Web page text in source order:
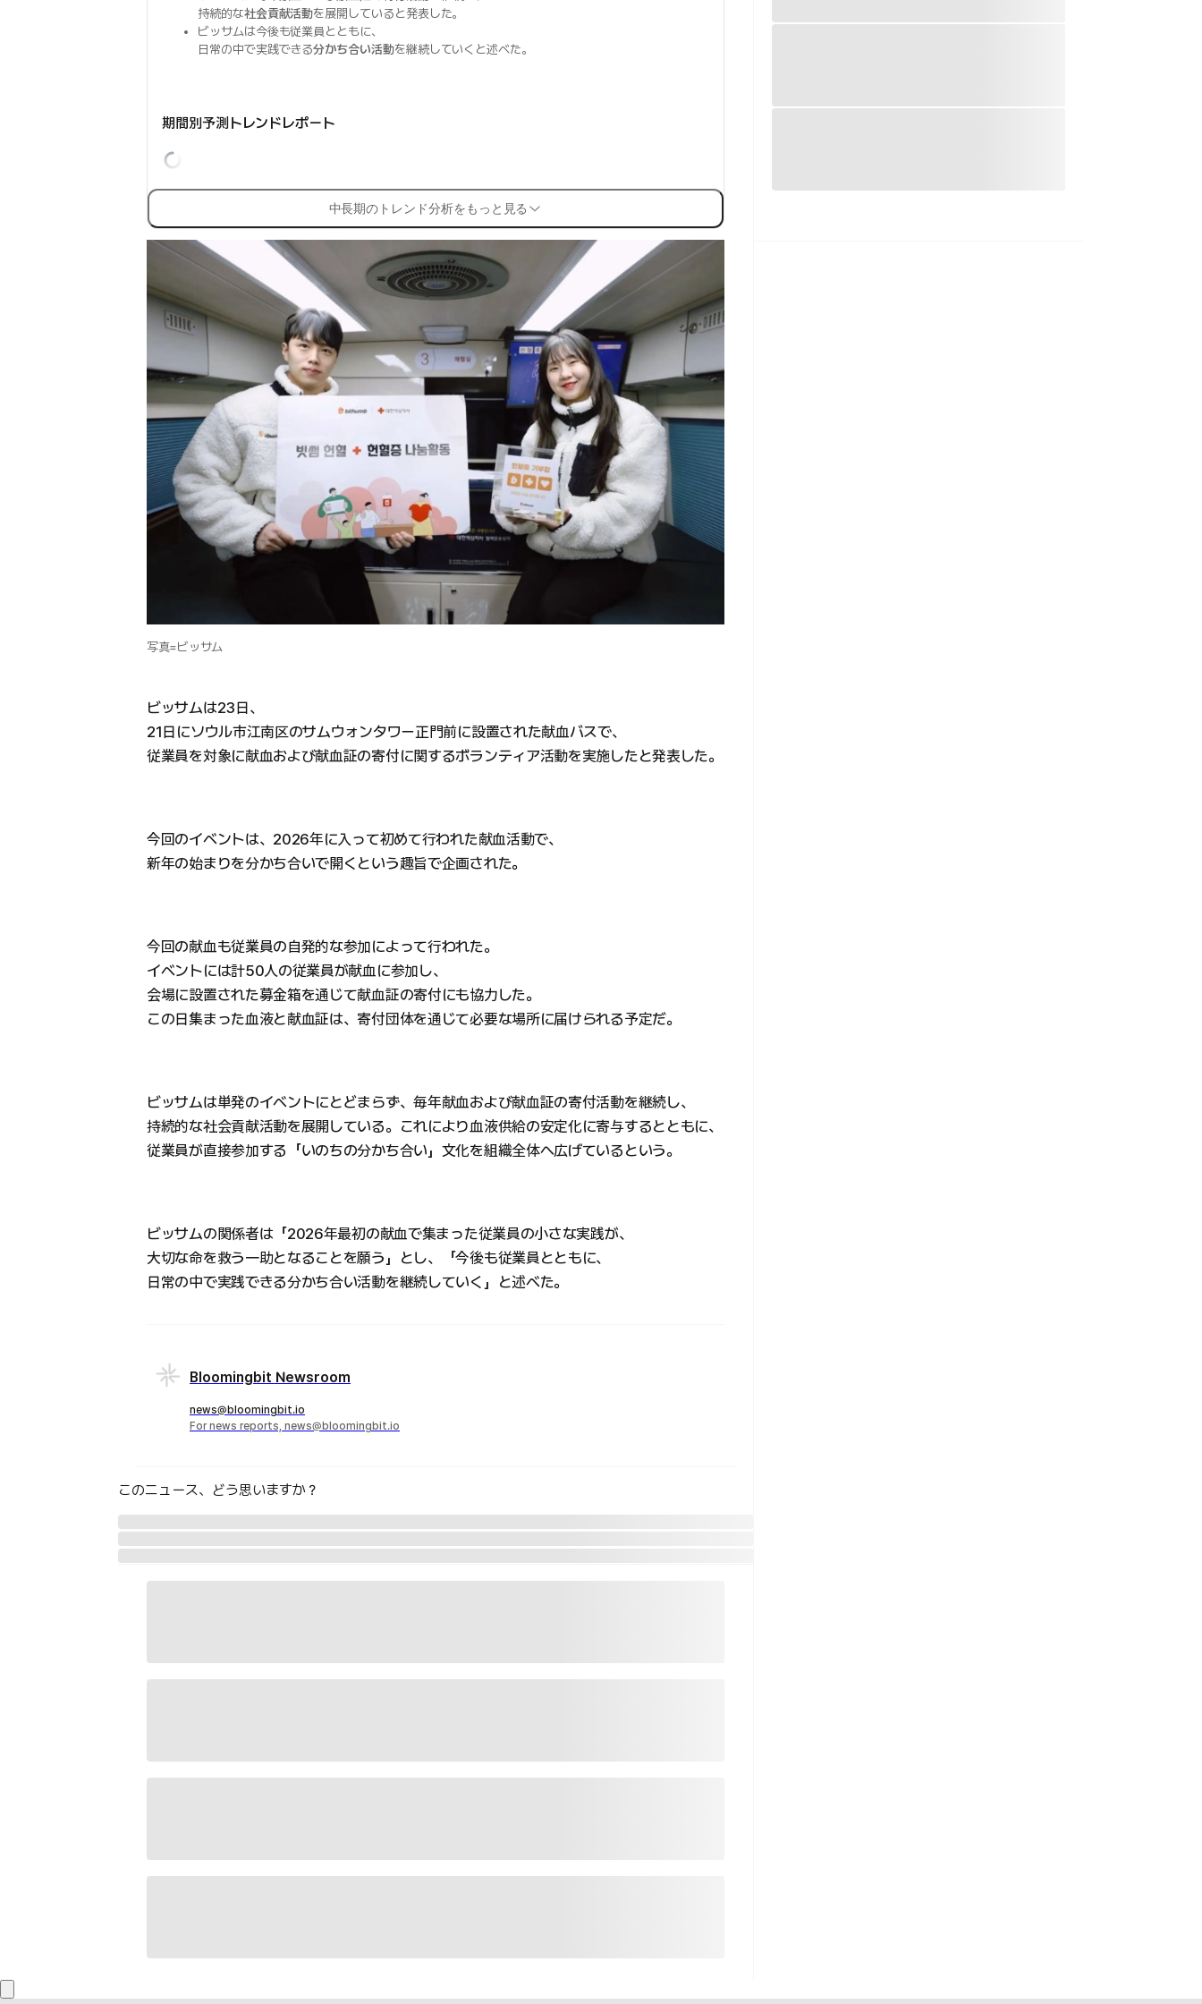
持続的な社会貢献活動を展開していると発表した。
ビッサムは今後も従業員とともに、
日常の中で実践できる分かち合い活動を継続していくと述べた。
期間別予測トレンドレポート
中長期のトレンド分析をもっと見る
写真=ビッサム
ビッサムは23日、
21日にソウル市江南区のサムウォンタワー正門前に設置された献血バスで、
従業員を対象に献血および献血証の寄付に関するボランティア活動を実施したと発表した。
今回のイベントは、2026年に入って初めて行われた献血活動で、
新年の始まりを分かち合いで開くという趣旨で企画された。
今回の献血も従業員の自発的な参加によって行われた。
イベントには計50人の従業員が献血に参加し、
会場に設置された募金箱を通じて献血証の寄付にも協力した。
この日集まった血液と献血証は、寄付団体を通じて必要な場所に届けられる予定だ。
ビッサムは単発のイベントにとどまらず、毎年献血および献血証の寄付活動を継続し、
持続的な社会貢献活動を展開している。これにより血液供給の安定化に寄与するとともに、
従業員が直接参加する「いのちの分かち合い」文化を組織全体へ広げているという。
ビッサムの関係者は「2026年最初の献血で集まった従業員の小さな実践が、
大切な命を救う一助となることを願う」とし、「今後も従業員とともに、
日常の中で実践できる分かち合い活動を継続していく」と述べた。
Bloomingbit Newsroom
news@bloomingbit.io
For news reports, news@bloomingbit.io
このニュース、どう思いますか？